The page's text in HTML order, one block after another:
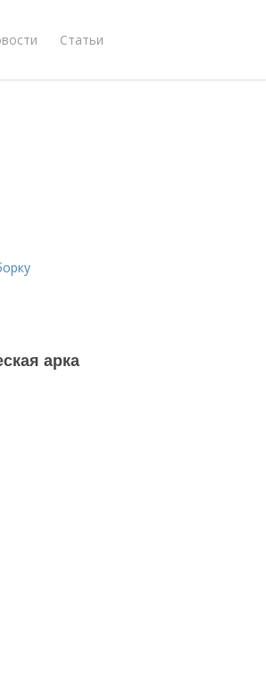
Статьи
арка